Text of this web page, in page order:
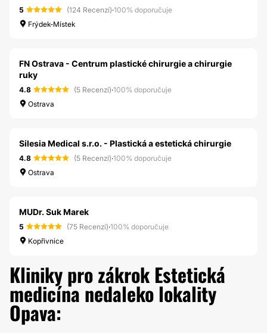
5 (124 Recenzí)·100% doporučuje
Frýdek-Místek
FN Ostrava - Centrum plastické chirurgie a chirurgie
ruky
4.8 (5 Recenzí)·100% doporučuje
Ostrava
Silesia Medical s.r.o. - Plastická a estetická chirurgie
4.8 (5 Recenzí)·100% doporučuje
Ostrava
MUDr. Suk Marek
5 (75 Recenzí)·100% doporučuje
Kopřivnice
Kliniky pro zákrok Estetická
medicína nedaleko lokality
Opava: